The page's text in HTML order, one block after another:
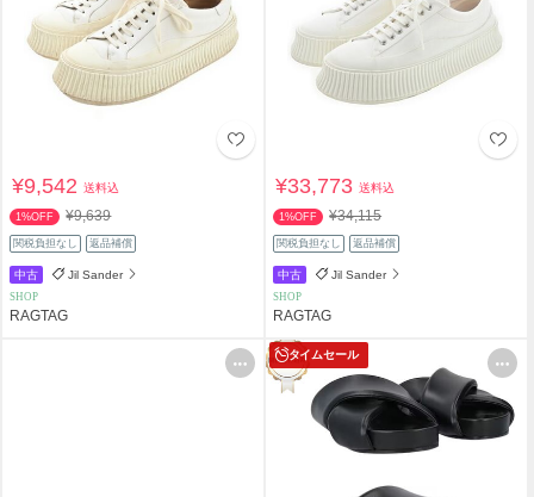
¥9,542送料込
1%OFF ¥9,639
関税負担なし 返品補償
中古 Jil Sander
SHOP
RAGTAG
¥33,773送料込
1%OFF ¥34,115
関税負担なし 返品補償
中古 Jil Sander
SHOP
RAGTAG
タイムセール